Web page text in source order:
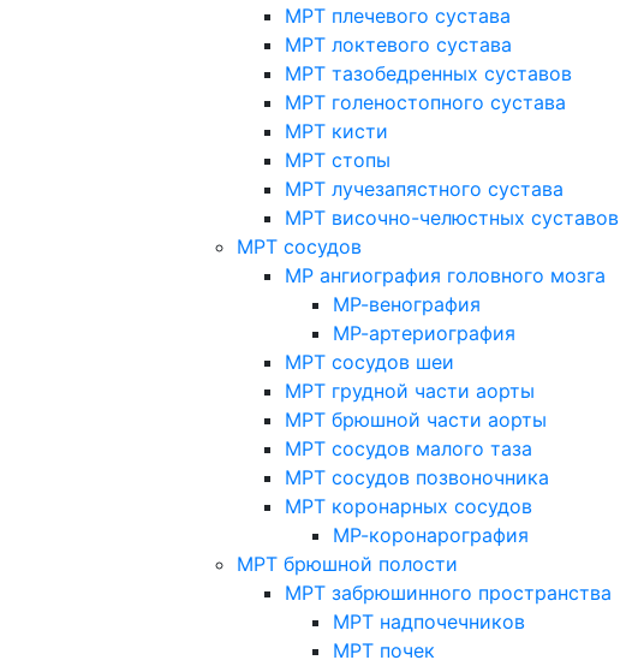
МРТ плечевого сустава
МРТ локтевого сустава
МРТ тазобедренных суставов
МРТ голеностопного сустава
МРТ кисти
МРТ стопы
МРТ лучезапястного сустава
МРТ височно-челюстных суставов
МРТ сосудов
МР ангиография головного мозга
МР-венография
МР-артериография
МРТ сосудов шеи
МРТ грудной части аорты
МРТ брюшной части аорты
МРТ сосудов малого таза
МРТ сосудов позвоночника
МРТ коронарных сосудов
МР-коронарография
МРТ брюшной полости
МРТ забрюшинного пространства
МРТ надпочечников
МРТ почек